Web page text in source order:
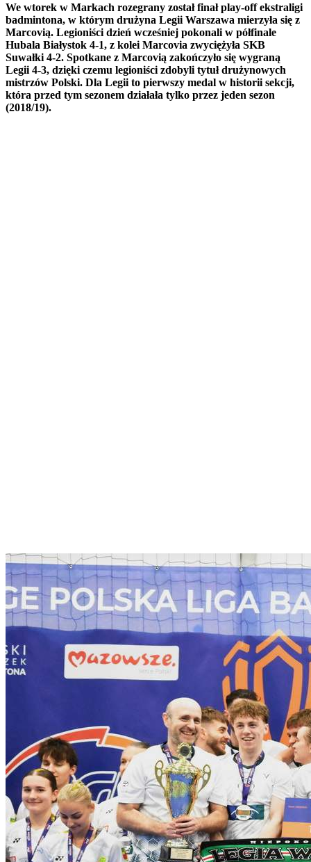
We wtorek w Markach rozegrany został finał play-off ekstraligi
badmintona, w którym drużyna Legii Warszawa mierzyła się z
Marcovią. Legioniści dzień wcześniej pokonali w półfinale
Hubala Białystok 4-1, z kolei Marcovia zwyciężyła SKB
Suwałki 4-2. Spotkane z Marcovią zakończyło się wygraną
Legii 4-3, dzięki czemu legioniści zdobyli tytuł drużynowych
mistrzów Polski. Dla Legii to pierwszy medal w historii sekcji,
która przed tym sezonem działała tylko przez jeden sezon
(2018/19).